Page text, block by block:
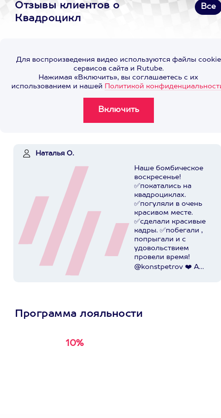
Отзывы клиентов о
Квадроцикл
Все
Для воспроизведения видео используются файлы cookie
сервисов сайта и Rutube.
Нажимая «Включить», вы соглашаетесь с их
использованием и нашей Политикой
Наталья О.
Наше бомбическое
воскресенье!
✅покатались на
квадроциклах.
✅погуляли в очень
красивом месте.
✅сделали красивые
кадры. ✅побегали ,
попрыгали и с
удовольствием
провели время!
@konstpetrov ❤️ А
Программа лояльности
10%